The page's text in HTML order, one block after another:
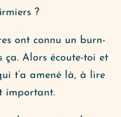
?
ont connu un burn-
Alors écoute-toi et
t’a amené là, à lire
important.